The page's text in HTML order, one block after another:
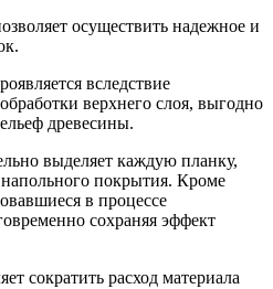
осуществить надежное и
вследствие
верхнего слоя, выгодно
древесины.
выделяет каждую планку,
напольного покрытия. Кроме
в процессе
сохраняя эффект
сократить расход материала